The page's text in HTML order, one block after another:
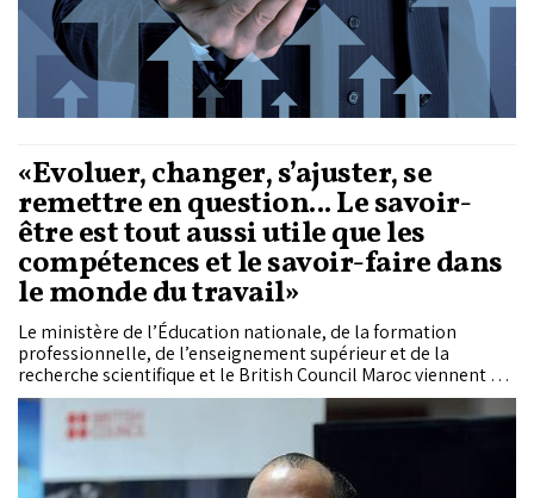
«Évoluer, changer, s’ajuster, se
remettre en question... Le savoir-
être est tout aussi utile que les
compétences et le savoir-faire dans
le monde du travail»
Le ministère de l’Éducation nationale, de la formation
professionnelle, de l’enseignement supérieur et de la
recherche scientifique et le British Council Maroc viennent de
lancer la troisième édition du programme de compétences
de vie «Taqaddam» (Allez de l’avant) dans plusieurs
universités et établissements de formation professionnelle
au Maroc. Le programme vise à aider les jeunes à développer
des compétences essentielles à la vie pour pouvoir avancer